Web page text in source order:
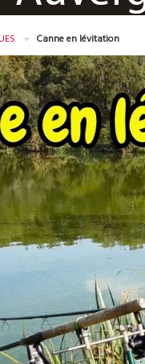
Canne en lévitation